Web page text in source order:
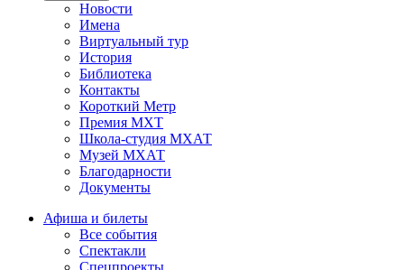
Новости
Имена
Виртуальный тур
История
Библиотека
Контакты
Короткий Метр
Премия МХТ
Школа-студия МХАТ
Музей МХАТ
Благодарности
Документы
Афиша и билеты
Все события
Спектакли